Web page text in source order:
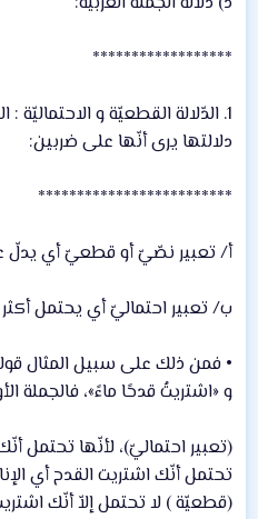
******************
1. الدّلالة القطعيّة و
دلالتها يرى أنّها على ضربين:
*************************
أ/ تعبير نصّيّ أو قطعيّ أي يدلّ
ب/ تعبير احتماليّ أي يحتمل
• فمن ذلك على سبيل المثال
و «اشتريتُ قدحًا ماءً»، فالجملة
(تعبير احتماليّ)، لأنّها تحتمل
تحتمل أنّك اشتريت القدح أي
(قطعيّة ) لا تحتمل إلاّ أنّك